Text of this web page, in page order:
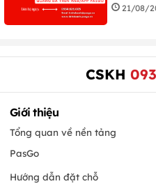
21/08/
CSKH
Giới thiệu
Tổng quan về nền tảng
PasGo
Hướng dẫn đặt chỗ